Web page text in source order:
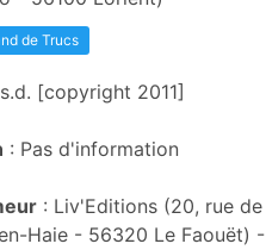
de Trucs
[copyright 2011]
: Pas d'information
: Liv'Editions (20, rue de
Haie - 56320 Le Faouët) -